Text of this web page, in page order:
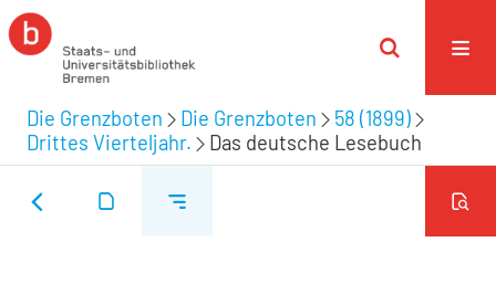
Die Grenzboten Die Grenzboten
58 (1899)
Drittes Vierteljahr.
Das deutsche Lesebuch